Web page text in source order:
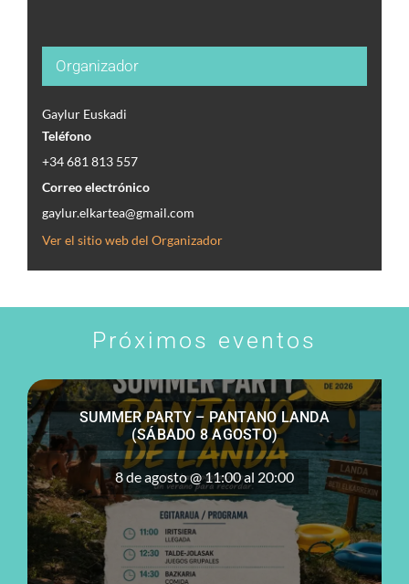
Organizador
Gaylur Euskadi
Teléfono
+34 681 813 557
Correo electrónico
gaylur.elkartea@gmail.com
Ver el sitio web del Organizador
Próximos eventos
SUMMER PARTY – PANTANO LANDA
(SÁBADO 8 AGOSTO)
8 de agosto @ 11:00al 20:00